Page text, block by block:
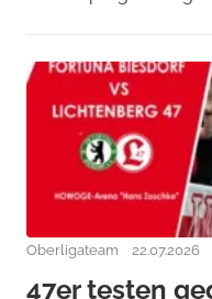
Oberligateam 22.07.2026
47er testen